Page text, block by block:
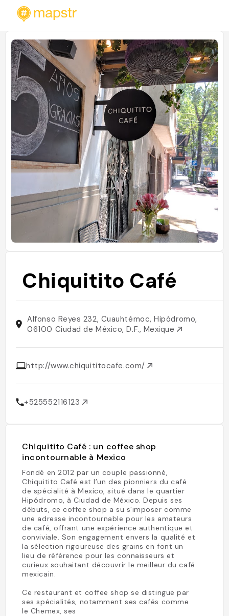
Chiquitito Café
Alfonso Reyes 232, Cuauhtémoc, Hipódromo,
06100 Ciudad de México, D.F., Mexique
http://www.chiquititocafe.com/
+525552116123
Chiquitito Café : un coffee shop
incontournable à Mexico
Fondé en 2012 par un couple passionné,
Chiquitito Café est l’un des pionniers du café
de spécialité à Mexico, situé dans le quartier
Hipódromo, à Ciudad de México. Depuis ses
débuts, ce coffee shop a su s’imposer comme
une adresse incontournable pour les amateurs
de café, offrant une expérience authentique et
conviviale. Son engagement envers la qualité et
la sélection rigoureuse des grains en font un
lieu de référence pour les connaisseurs et
curieux souhaitant découvrir le meilleur du café
mexicain.
Ce restaurant et coffee shop se distingue par
ses spécialités, notamment ses cafés comme
le Chemex, ses